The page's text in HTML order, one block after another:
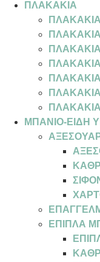
ΠΛΑΚΑΚΙΑ
ΠΛΑΚΑΚΙΑ
ΜΠΑΝΙΟ-ΕΙΔΗ
ΕΠΙΠΛΑ